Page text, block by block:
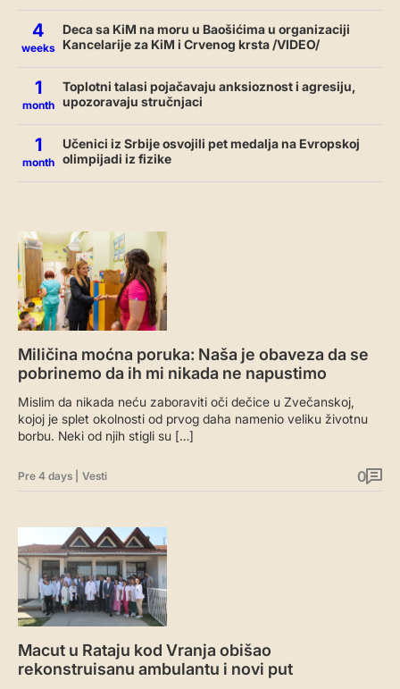
4
weeks
Deca sa KiM na moru u Baošićima u organizaciji
Kancelarije za KiM i Crvenog krsta /VIDEO/
1
month
Toplotni talasi pojačavaju anksioznost i agresiju,
upozoravaju stručnjaci
1
month
Učenici iz Srbije osvojili pet medalja na Evropskoj
olimpijadi iz fizike
Miličina moćna poruka: Naša je obaveza da se
pobrinemo da ih mi nikada ne napustimo
Mislim da nikada neću zaboraviti oči dečice u Zvečanskoj,
kojoj je splet okolnosti od prvog daha namenio veliku životnu
borbu. Neki od njih stigli su […]
Pre 4 days Vesti 0
Macut u Rataju kod Vranja obišao
rekonstruisanu ambulantu i novi put